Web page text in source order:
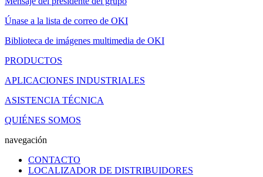
Únase a la lista de correo de OKI
Biblioteca de imágenes multimedia de OKI
PRODUCTOS
APLICACIONES INDUSTRIALES
ASISTENCIA TÉCNICA
QUIÉNES SOMOS
navegación
CONTACTO
LOCALIZADOR DE DISTRIBUIDORES